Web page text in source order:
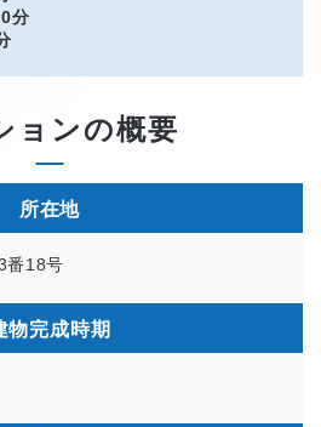
分
ョンの概要
所在地
番18号
物完成時期